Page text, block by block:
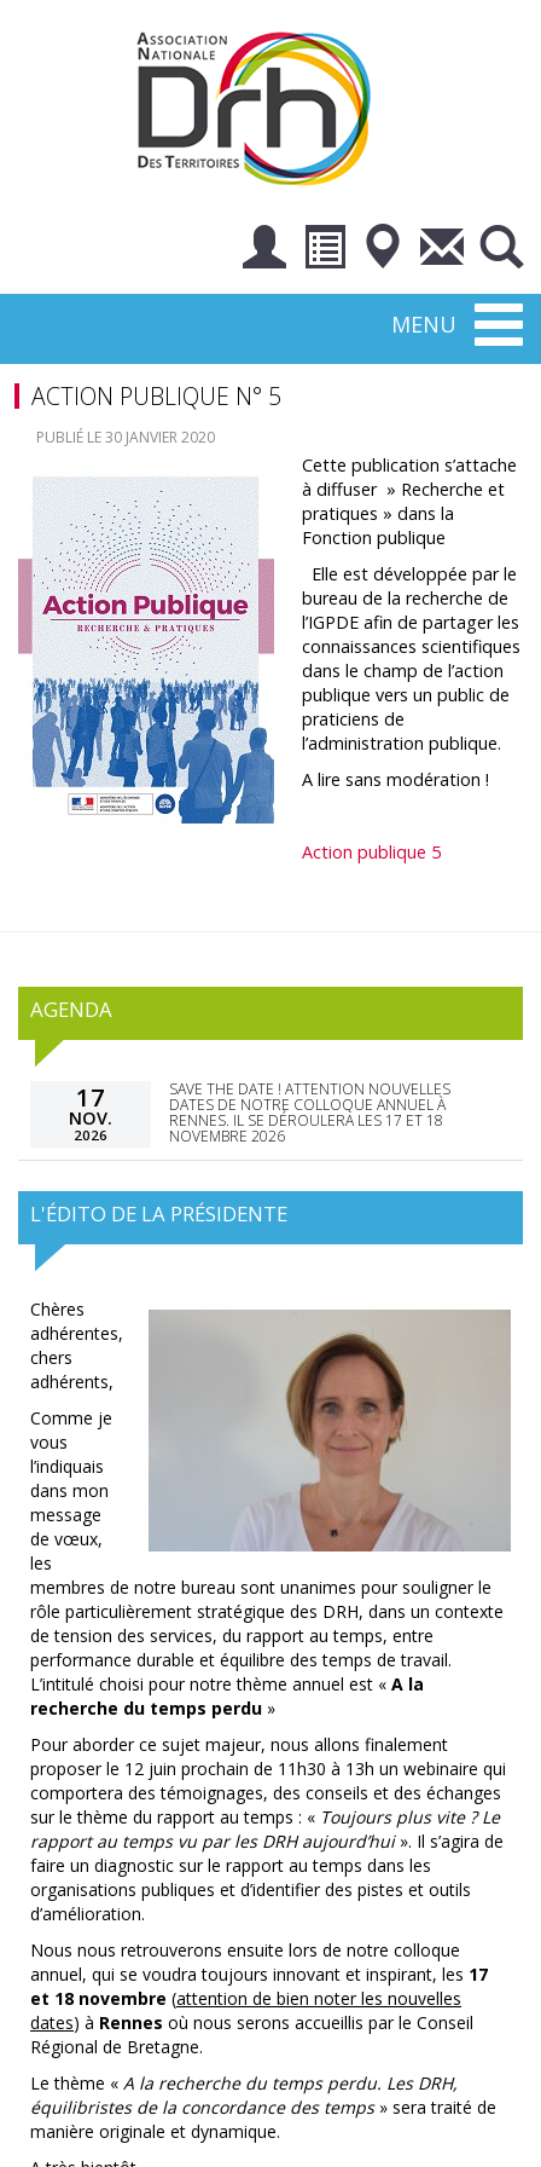
MENU
ACTION PUBLIQUE N° 5
PUBLIÉ LE 30 JANVIER 2020
Cette publication s’attache
à diffuser » Recherche et
pratiques » dans la
Fonction publique
Elle est développée par le
bureau de la recherche de
l’IGPDE afin de partager les
connaissances scientifiques
dans le champ de l’action
publique vers un public de
praticiens de
l’administration publique.
A lire sans modération !
Action publique 5
AGENDA
17
NOV.
2026
SAVE THE DATE ! ATTENTION NOUVELLES
DATES DE NOTRE COLLOQUE ANNUEL À
RENNES. IL SE DÉROULERA LES 17 ET 18
NOVEMBRE 2026
L'ÉDITO DE LA PRÉSIDENTE
Chères
adhérentes,
chers
adhérents,
Comme je
vous
l’indiquais
dans mon
message
de vœux,
les
membres de notre bureau sont unanimes pour souligner le
rôle particulièrement stratégique des DRH, dans un contexte
de tension des services, du rapport au temps, entre
performance durable et équilibre des temps de travail.
L’intitulé choisi pour notre thème annuel est « A la
recherche du temps perdu »
Pour aborder ce sujet majeur, nous allons finalement
proposer le 12 juin prochain de 11h30 à 13h un webinaire qui
comportera des témoignages, des conseils et des échanges
sur le thème du rapport au temps : « Toujours plus vite ? Le
rapport au temps vu par les DRH aujourd’hui ». Il s’agira de
faire un diagnostic sur le rapport au temps dans les
organisations publiques et d’identifier des pistes et outils
d’amélioration.
Nous nous retrouverons ensuite lors de notre colloque
annuel, qui se voudra toujours innovant et inspirant, les 17
et 18 novembre (attention de bien noter les nouvelles
dates) à Rennes où nous serons accueillis par le Conseil
Régional de Bretagne.
Le thème « A la recherche du temps perdu. Les DRH,
équilibristes de la concordance des temps» sera traité de
manière originale et dynamique.